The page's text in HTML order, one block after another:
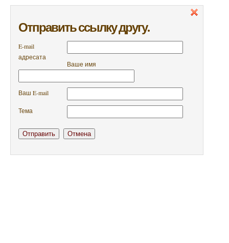
Отправить ссылку другу.
E-mail
адресата
Ваше имя
Ваш E-mail
Тема
Отправить Отмена